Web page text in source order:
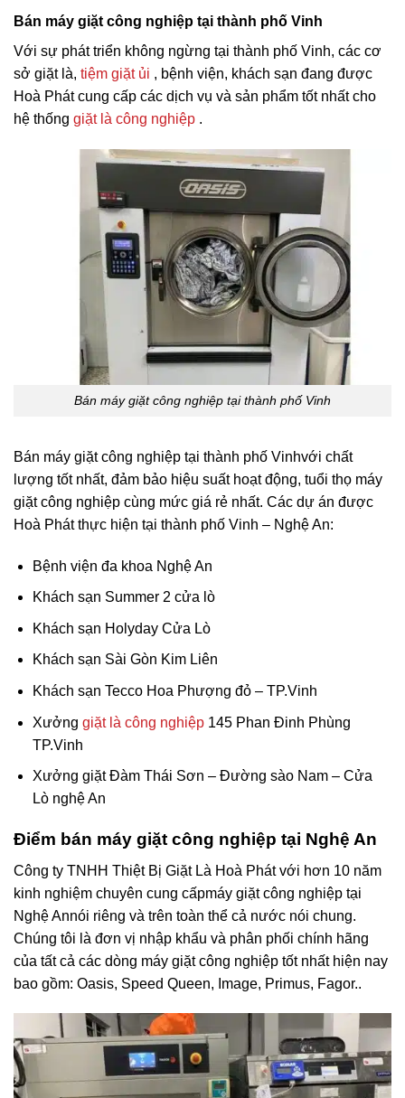
Bán máy giặt công nghiệp tại thành phố Vinh
Với sự phát triển không ngừng tại thành phố Vinh, các cơ
sở giặt là, tiệm giặt ủi , bệnh viện, khách sạn đang được
Hoà Phát cung cấp các dịch vụ và sản phẩm tốt nhất cho
hệ thống giặt là công nghiệp .
Bán máy giặt công nghiệp tại thành phố Vinh
Bán máy giặt công nghiệp tại thành phố Vinhvới chất
lượng tốt nhất, đảm bảo hiệu suất hoạt động, tuổi thọ máy
giặt công nghiệp cùng mức giá rẻ nhất. Các dự án được
Hoà Phát thực hiện tại thành phố Vinh – Nghệ An:
Bệnh viện đa khoa Nghệ An
Khách sạn Summer 2 cửa lò
Khách sạn Holyday Cửa Lò
Khách sạn Sài Gòn Kim Liên
Khách sạn Tecco Hoa Phượng đỏ – TP.Vinh
Xưởng giặt là công nghiệp 145 Phan Đinh Phùng
TP.Vinh
Xưởng giặt Đàm Thái Sơn – Đường sào Nam – Cửa
Lò nghệ An
Điểm bán máy giặt công nghiệp tại Nghệ An
Công ty TNHH Thiệt Bị Giặt Là Hoà Phát với hơn 10 năm
kinh nghiệm chuyên cung cấpmáy giặt công nghiệp tại
Nghệ Annói riêng và trên toàn thể cả nước nói chung.
Chúng tôi là đơn vị nhập khẩu và phân phối chính hãng
của tất cả các dòng máy giặt công nghiệp tốt nhất hiện nay
bao gồm: Oasis, Speed Queen, Image, Primus, Fagor..